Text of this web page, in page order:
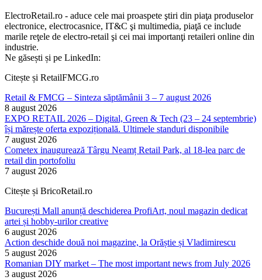
ElectroRetail.ro - aduce cele mai proaspete ştiri din piaţa produselor
electronice, electrocasnice, IT&C şi multimedia, piaţă ce include
marile reţele de electro-retail şi cei mai importanţi retaileri online din
industrie.
Ne găsești și pe LinkedIn:
Citește și RetailFMCG.ro
Retail & FMCG – Sinteza săptămânii 3 – 7 august 2026
8 august 2026
EXPO RETAIL 2026 – Digital, Green & Tech (23 – 24 septembrie)
își mărește oferta expozițională. Ultimele standuri disponibile
7 august 2026
Cometex inaugurează Târgu Neamț Retail Park, al 18-lea parc de
retail din portofoliu
7 august 2026
Citește și BricoRetail.ro
București Mall anunță deschiderea ProfiArt, noul magazin dedicat
artei și hobby-urilor creative
6 august 2026
Action deschide două noi magazine, la Orăștie și Vladimirescu
5 august 2026
Romanian DIY market – The most important news from July 2026
3 august 2026